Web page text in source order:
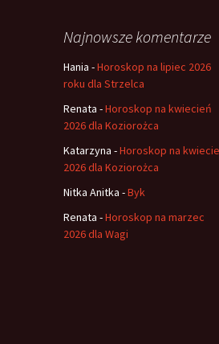
Najnowsze komentarze
Hania -Horoskop na lipiec 2026
roku dla Strzelca
Renata -Horoskop na kwiecień
2026 dla Koziorożca
Katarzyna -Horoskop na
2026 dla Koziorożca
Nitka Anitka -Byk
Renata -Horoskop na marzec
2026 dla Wagi